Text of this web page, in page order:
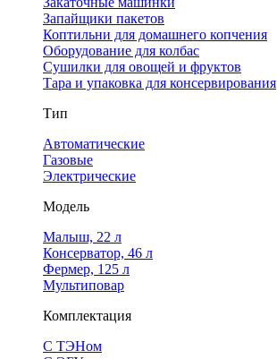
Запайщики пакетов
Коптильни для домашнего копчения
Оборудование для колбас
Сушилки для овощей и фруктов
Тара и упаковка для консервирования
Тип
Автоматические
Газовые
Электрические
Модель
Малыш, 22 л
Консерватор, 46 л
Фермер, 125 л
Мультиповар
Комплектация
С ТЭНом